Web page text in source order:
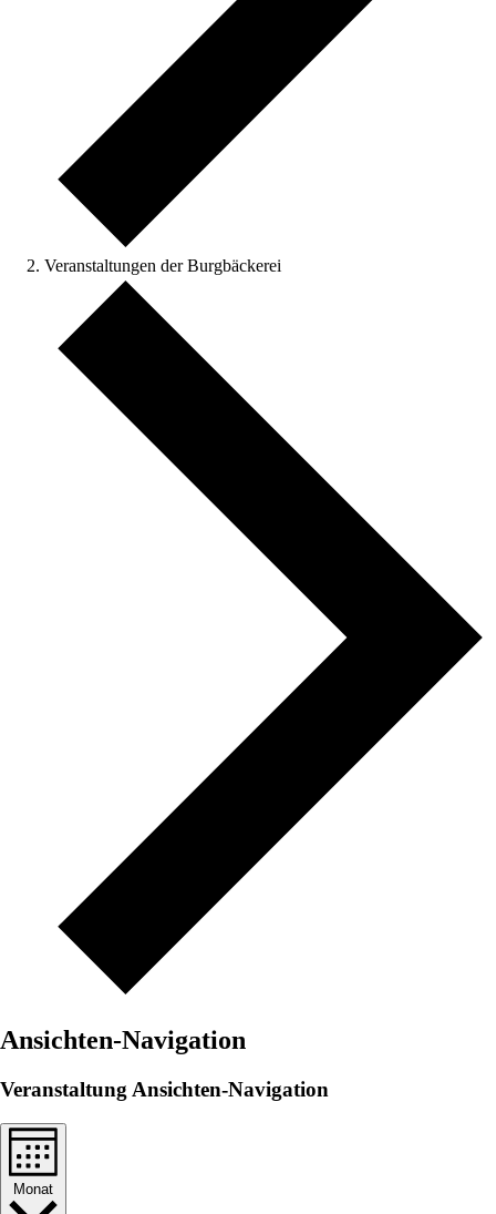
Veranstaltungen der Burgbäckerei
Ansichten-Navigation
Veranstaltung Ansichten-Navigation
Monat